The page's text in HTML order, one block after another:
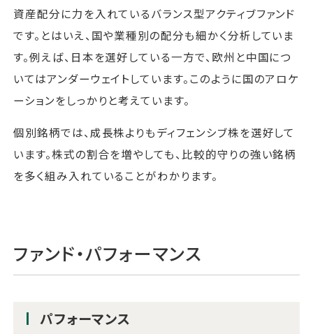
資産配分に力を入れているバランス型アクティブファンド
です。とはいえ、国や業種別の配分も細かく分析していま
す。例えば、日本を選好している一方で、欧州と中国につ
いてはアンダーウェイトしています。このように国のアロケ
ーションをしっかりと考えています。
個別銘柄では、成長株よりもディフェンシブ株を選好して
います。株式の割合を増やしても、比較的守りの強い銘柄
を多く組み入れていることがわかります。
ファンド・パフォーマンス
パフォーマンス